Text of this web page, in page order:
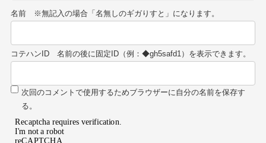
名前
コテハンID